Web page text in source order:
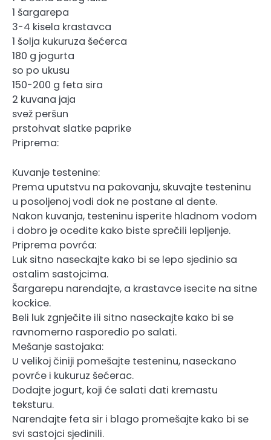
1 šargarepa
3-4 kisela krastavca
1 šolja kukuruza šećerca
180 g jogurta
so po ukusu
150-200 g feta sira
2 kuvana jaja
svež peršun
prstohvat slatke paprike
Priprema:
Kuvanje testenine:
Prema uputstvu na pakovanju, skuvajte testeninu
u posoljenoj vodi dok ne postane al dente.
Nakon kuvanja, testeninu isperite hladnom vodom
i dobro je ocedite kako biste sprečili lepljenje.
Priprema povrća:
Luk sitno naseckajte kako bi se lepo sjedinio sa
ostalim sastojcima.
Šargarepu narendajte, a krastavce isecite na sitne
kockice.
Beli luk zgnječite ili sitno naseckajte kako bi se
ravnomerno rasporedio po salati.
Mešanje sastojaka:
U velikoj činiji pomešajte testeninu, naseckano
povrće i kukuruz šećerac.
Dodajte jogurt, koji će salati dati kremastu
teksturu.
Narendajte feta sir i blago promešajte kako bi se
svi sastojci sjedinili.